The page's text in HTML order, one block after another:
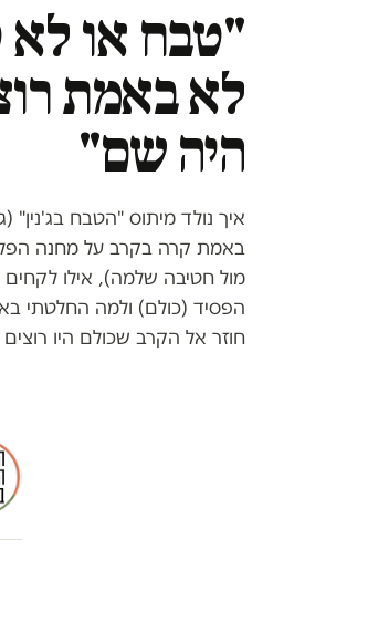
"טבח או
לא באמת
היה שם"
איך נולד מיתוס "הטבח
באמת קרה בקרב על מחנה
הפסיד (כולם) ולמה החלטתי
חוזר אל הקרב שכולם היו